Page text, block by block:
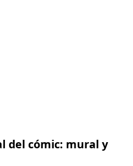
del cómic: mural y